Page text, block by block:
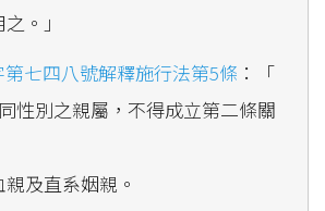
。」
七四八號解釋施行法第5條 ：「
性別之親屬，不得成立第二條關
及直系姻親。